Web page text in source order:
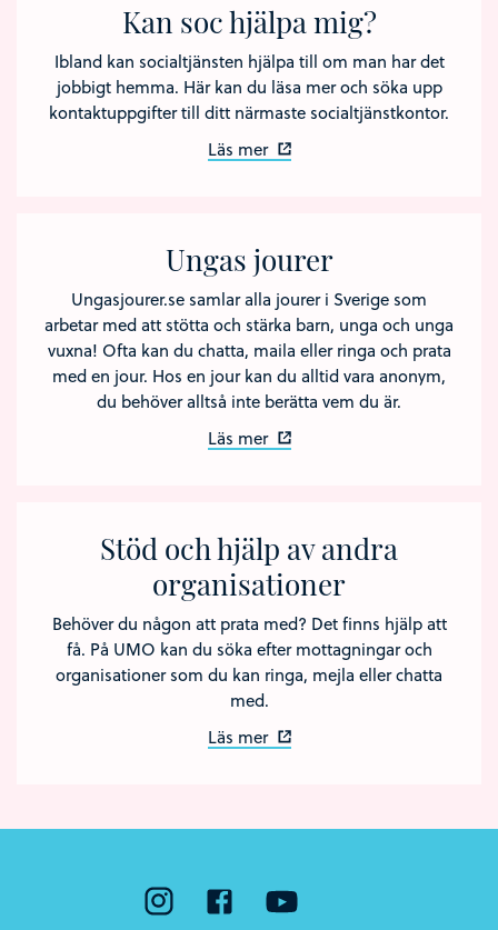
Kan soc hjälpa mig?
Ibland kan socialtjänsten hjälpa till om man har det
jobbigt hemma. Här kan du läsa mer och söka upp
kontaktuppgifter till ditt närmaste socialtjänstkontor.
Läs mer
Ungas jourer
Ungasjourer.se samlar alla jourer i Sverige som
arbetar med att stötta och stärka barn, unga och unga
vuxna! Ofta kan du chatta, maila eller ringa och prata
med en jour. Hos en jour kan du alltid vara anonym,
du behöver alltså inte berätta vem du är.
Läs mer
Stöd och hjälp av andra
organisationer
Behöver du någon att prata med? Det finns hjälp att
få. På UMO kan du söka efter mottagningar och
organisationer som du kan ringa, mejla eller chatta
med.
Läs mer